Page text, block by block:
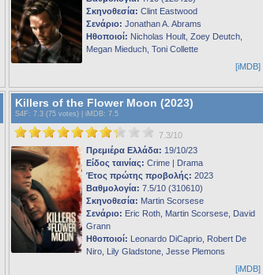
Σκηνοθεσία: Clint Eastwood
Σενάριο: Jonathan A. Abrams
Ηθοποιοί: Nicholas Hoult, Zoey Deutch,
Megan Mieduch, Toni Collette
[iMDB]
Killers of the Flower Moon (2023)
S4F : 7.3 (75 votes) | iMDB: 7.5
7.3/10
Πρεμιέρα Ελλάδα: 19/10/23
Είδος ταινίας: Crime | Drama
Έτος πρώτης προβολής: 2023
Βαθμολογία: 7.5/10 (310610)
Σκηνοθεσία: Martin Scorsese
Σενάριο: Eric Roth, Martin Scorsese, David
Grann
Ηθοποιοί: Leonardo DiCaprio, Robert De
Niro, Lily Gladstone, Jesse Plemons
[iMDB]